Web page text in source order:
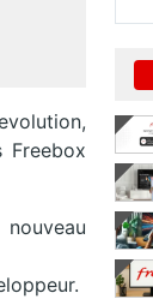
Freebox